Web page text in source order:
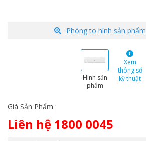
Phóng to hình sản phẩm
Hình sản
phẩm
Xem
thông số
kỹ thuật
Giá Sản Phẩm :
Liên hệ 1800 0045